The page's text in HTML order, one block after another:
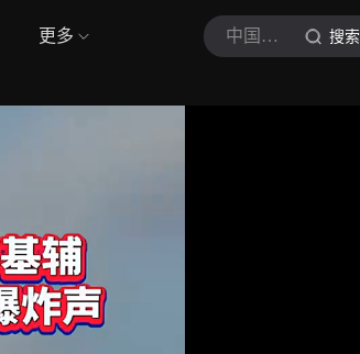
更多 中国能源报 搜索